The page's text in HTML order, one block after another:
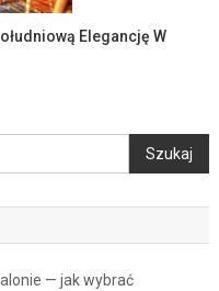
Elegancję W
Szukaj
— jak wybrać